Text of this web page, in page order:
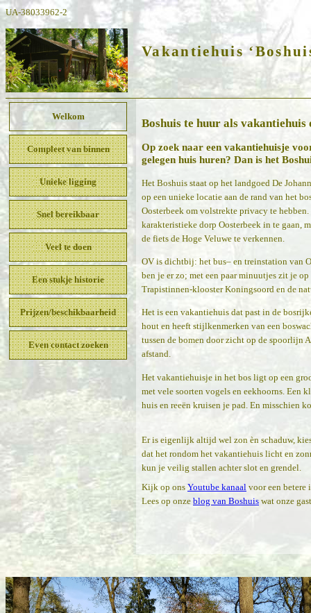
UA-38033962-2
Vakantiehuis
Welkom
Compleet van binnen
Unieke ligging
Snel bereikbaar
Veel te doen
Een stukje historie
Prijzen/beschikbaarheid
Even contact zoeken
Boshuis te huur als
Op zoek naar een vakantiehuisje
gelegen huis huren? Dan is het
Het Boshuis staat op het landgoed De
op een unieke locatie aan de rand van het
Oosterbeek om volstrekte privacy te
karakteristieke dorp Oosterbeek in te gaan,
de fiets de Hoge Veluwe te verkennen.
OV is dichtbij: het bus– en treinstation van
ben je er zo; met een paar minuutjes zit je
Trapistinnen-klooster Koningsoord en de
Het is een vakantiehuis dat past in de
hout en heeft stijlkenmerken van een
tussen de bomen door zicht op de spoorlijn
afstand.
Het vakantiehuisje in het bos ligt op een
met vele soorten vogels en eekhoorns. Een
huis en reeën kruisen je pad. En misschien
Er is eigenlijk altijd wel zon èn schaduw,
dat het rondom het vakantiehuis licht en
kun je veilig stallen achter slot en grendel.
Kijk op ons Youtube kanaal voor een
Lees op onze blog van Boshuis wat onze